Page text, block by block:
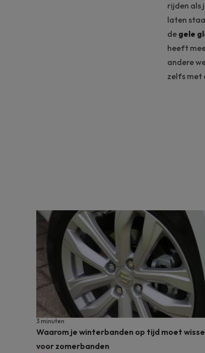
rijden als
laten
de gele
heeft
andere
zelfs met
Waarom je winterbanden op tijd moet
voor zomerbanden
3 minuten